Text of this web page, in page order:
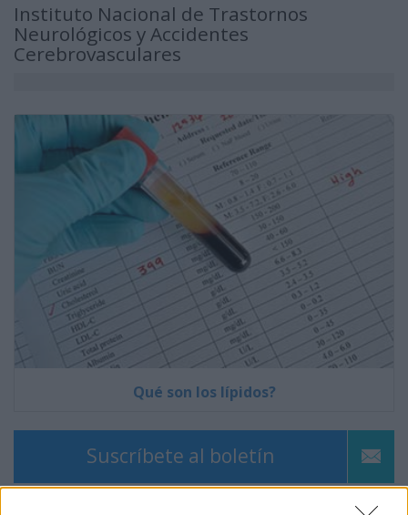
Instituto Nacional de Trastornos
Neurológicos y Accidentes
Cerebrovasculares
Qué son los lípidos?
Suscríbete al boletín